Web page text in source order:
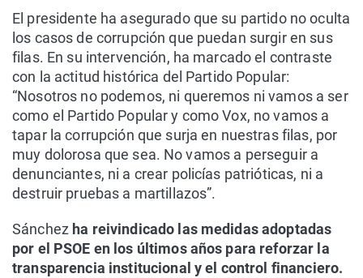
El presidente ha asegurado que su partido no oculta
los casos de corrupción que puedan surgir en sus
filas. En su intervención, ha marcado el contraste
con la actitud histórica del Partido Popular:
“Nosotros no podemos, ni queremos ni vamos a ser
como el Partido Popular y como Vox, no vamos a
tapar la corrupción que surja en nuestras filas, por
muy dolorosa que sea. No vamos a perseguir a
denunciantes, ni a crear policías patrióticas, ni a
destruir pruebas a martillazos”.
Sánchez ha reivindicado las medidas adoptadas
por el PSOE en los últimos años para reforzar la
transparencia institucional y el control financiero.